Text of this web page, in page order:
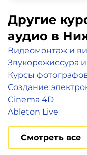
Другие
аудио в
Видеомонтаж и
Звукорежиссура
Курсы
Создание
Cinema 4D
Ableton Live
Смотреть все